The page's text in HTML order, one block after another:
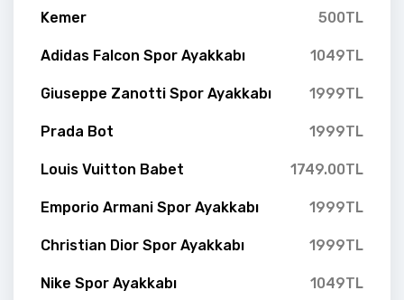
Kemer 500TL
Adidas Falcon Spor Ayakkabı 1049TL
Giuseppe Zanotti Spor Ayakkabı 1999TL
Prada Bot 1999TL
Louis Vuitton Babet 1749.00TL
Emporio Armani Spor Ayakkabı 1999TL
Christian Dior Spor Ayakkabı 1999TL
Nike Spor Ayakkabı 1049TL